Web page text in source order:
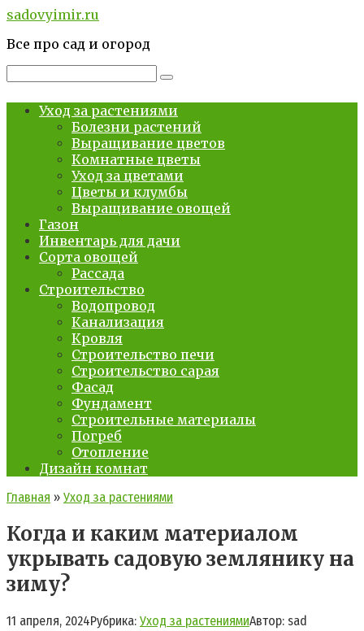
Перейти
контенту
sadovyimir.ru
Все про сад и огород
Уход за растениями
Болезни растений
Выращивание цветов
Комнатные цветы
Уход за цветами
Цветы и клумбы
Выращивание овощей
Газон
Инвентарь для дачи
Сорта овощей
Рассада
Строительство
Водопровод
Канализация
Кровля
Строительство печи
Строительство сарая
Фасад
Фундамент
Строительные материалы
Погреб
Отопление
Дизайн комнат
Главная » Уход за растениями
Когда и каким материалом
укрывать садовую землянику на
зиму?
11 апреля, 2024Рубрика: Уход за растениямиАвтор: sad